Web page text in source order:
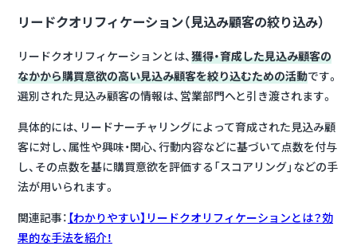
リードクオリフィケーション（見込み顧客の絞り込み）
リードクオリフィケーションとは、 獲得・育成した見込み顧客の
なかから購買意欲の高い見込み顧客を絞り込むための活動です。
選別された見込み顧客の情報は、営業部門へと引き渡されます。
具体的には、リードナーチャリングによって育成された見込み顧
客に対し、属性や興味・関心、行動内容などに基づいて点数を付与
し、その点数を基に購買意欲を評価する「スコアリング」などの手
法が用いられます。
関連記事： 【わかりやすい】リードクオリフィケーションとは？効
果的な手法を紹介！